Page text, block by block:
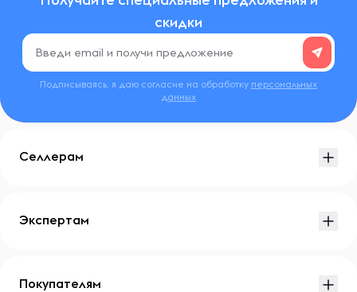
скидки
Подписываясь, я даю согласие на обработку персональных
данных
Селлерам
Экспертам
Покупателям